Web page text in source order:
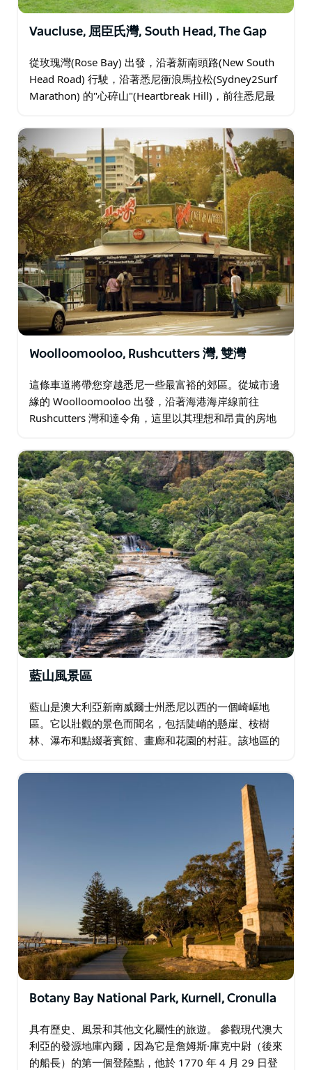
Vaucluse, 屈臣氏灣, South Head, The Gap
從玫瑰灣(Rose Bay) 出發，沿著新南頭路(New South
Head Road) 行駛，沿著悉尼衝浪馬拉松(Sydney2Surf
Marathon) 的"心碎山"(Heartbreak Hill)，前往悉尼最
Woolloomooloo, Rushcutters 灣, 雙灣
這條車道將帶您穿越悉尼一些最富裕的郊區。從城市邊
緣的 Woolloomooloo 出發，沿著海港海岸線前往
Rushcutters 灣和達令角，這里以其理想和昂貴的房地
藍山風景區
藍山是澳大利亞新南威爾士州悉尼以西的一個崎嶇地
區。它以壯觀的景色而聞名，包括陡峭的懸崖、桉樹
林、瀑布和點綴著賓館、畫廊和花園的村莊。該地區的
Echo Point 享有著名的三姐妹砂岩岩層景觀。…
Botany Bay National Park, Kurnell, Cronulla
具有歷史、風景和其他文化屬性的旅遊。 參觀現代澳大
利亞的發源地庫內爾，因為它是詹姆斯·庫克中尉（後來
的船長）的第一個登陸點，他於 1770 年 4 月 29 日登